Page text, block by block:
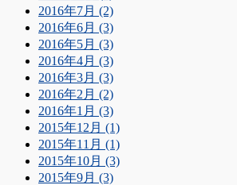
2016年7月 (2)
2016年6月 (3)
2016年5月 (3)
2016年4月 (3)
2016年3月 (3)
2016年2月 (2)
2016年1月 (3)
2015年12月 (1)
2015年11月 (1)
2015年10月 (3)
2015年9月 (3)